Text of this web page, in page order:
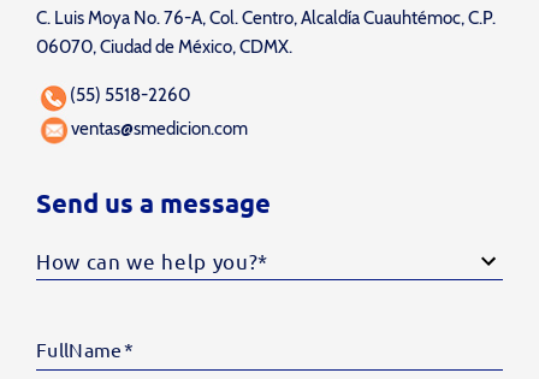
C. Luis Moya No. 76-A, Col. Centro, Alcaldía Cuauhtémoc, C.P.
06070, Ciudad de México, CDMX.
(55) 5518-2260
ventas@smedicion.com
Send us a message
FullName